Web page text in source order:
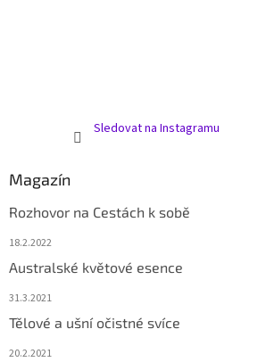
Sledovat na Instagramu
Magazín
Rozhovor na Cestách k sobě
18.2.2022
Australské květové esence
31.3.2021
Tělové a ušní očistné svíce
20.2.2021